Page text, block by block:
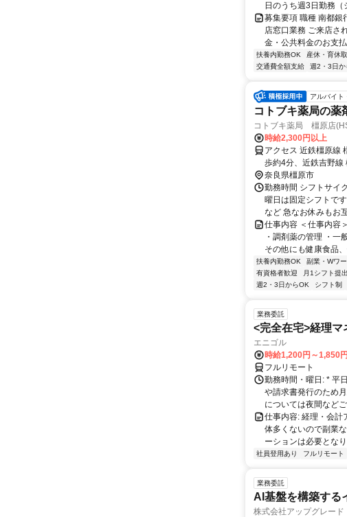
日のうち週3日勤務（
募集要項 職種 南都銀
店窓口業務 ご来店さ
金・公共料金のお支
扶養内勤務OK 産休・育休
交通費全額支給
週2・3日か
アルバイト
コトブキ薬局の薬
コトブキ薬局 橿原店
時給2,300円以上
アクセス 近鉄橿原線
歩約4分、近鉄吉野線
奈良県橿原市
勤務時間 シフトサイ
曜日は固定シフトで
など 急なお休みもお
仕事内容 ＜仕事内容
・調剤薬の管理 ・一
その他にも健康食品
扶養内勤務OK 副業・Wワ
有資格者歓迎
月1シフト提出
週2・3日からOK
シフト制
業務委託
<完全在宅>経理マ
エニゴル
時給1,200円～1,850円
フルリモート
勤務時間・曜日: * 平
や請求書発行のため
については夜間など
仕事内容: 経理・会計
体多くないので副業
ーションは必要とな
社員登用あり フルリモート
業務委託
AI基盤を構築する
株式会社アップグレード